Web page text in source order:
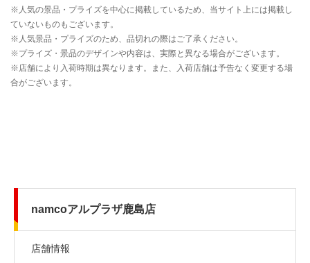
namcoアルプラザ鹿島店
店舗情報